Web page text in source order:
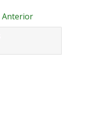
Anterior